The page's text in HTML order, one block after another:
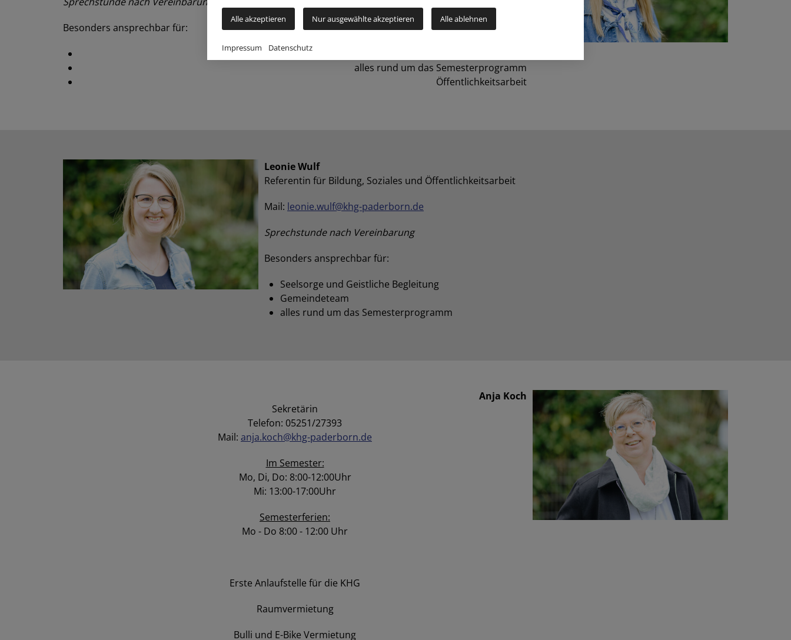
Alle akzeptieren Nur ausgewählte akzeptieren Alle ablehnen
Impressum Datenschutz
Besonders ansprechbar für:
Coaching & Seelsorge (Beratung und Begleitung)
alles rund um das Semesterprogramm
Öffentlichkeitsarbeit
Leonie Wulf
Referentin für Bildung, Soziales und Öffentlichkeitsarbeit
Mail: leonie.wulf@khg-paderborn.de
Sprechstunde nach Vereinbarung
Besonders ansprechbar für:
Seelsorge und Geistliche Begleitung
Gemeindeteam
alles rund um das Semesterprogramm
Anja Koch
Sekretärin
Telefon: 05251/27393
Mail: anja.koch@khg-paderborn.de
Im Semester:
Mo, Di, Do: 8:00-12:00Uhr
Mi: 13:00-17:00Uhr
Semesterferien:
Mo - Do 8:00 - 12:00 Uhr
Erste Anlaufstelle für die KHG
Raumvermietung
Bulli und E-Bike Vermietung